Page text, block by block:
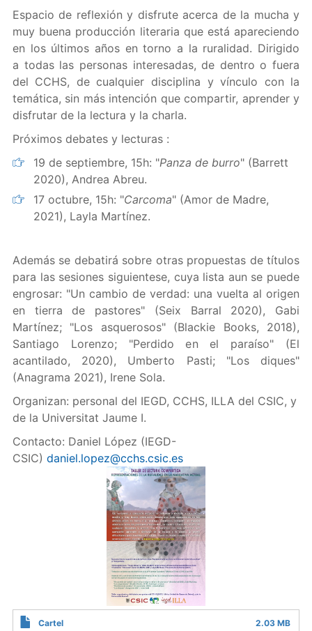
Espacio de reflexión y disfrute acerca de la mucha y
muy buena producción literaria que está apareciendo
en los últimos años en torno a la ruralidad. Dirigido
a todas las personas interesadas, de dentro o fuera
del CCHS, de cualquier disciplina y vínculo con la
temática, sin más intención que compartir, aprender y
disfrutar de la lectura y la charla.
Próximos debates y lecturas :
19 de septiembre, 15h: "Panza de burro" (Barrett
2020), Andrea Abreu.
17 octubre, 15h: "Carcoma" (Amor de Madre,
2021), Layla Martínez.
Además se debatirá sobre otras propuestas de títulos
para las sesiones siguientese, cuya lista aun se puede
engrosar: "Un cambio de verdad: una vuelta al origen
en tierra de pastores" (Seix Barral 2020), Gabi
Martínez; "Los asquerosos" (Blackie Books, 2018),
Santiago Lorenzo; "Perdido en el paraíso" (El
acantilado, 2020), Umberto Pasti; "Los diques"
(Anagrama 2021), Irene Sola.
Organizan: personal del IEGD, CCHS, ILLA del CSIC, y
de la Universitat Jaume I.
Contacto: Daniel López (IEGD-
CSIC) daniel.lopez@cchs.csic.es
Cartel 2.03 MB